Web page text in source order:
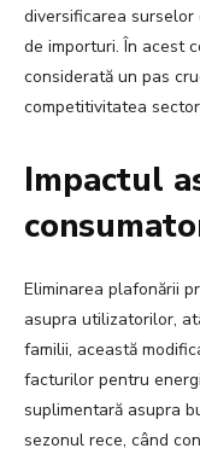
diversificarea
de importuri. În acest
considerată un pas
competitivitatea
Impactul
Eliminarea plafonării
asupra utilizatorilor,
familii, această
facturilor pentru
suplimentară asupra
sezonul rece, când